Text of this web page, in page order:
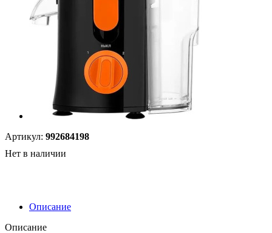
Артикул: 992684198
Нет в наличии
Описание
Описание